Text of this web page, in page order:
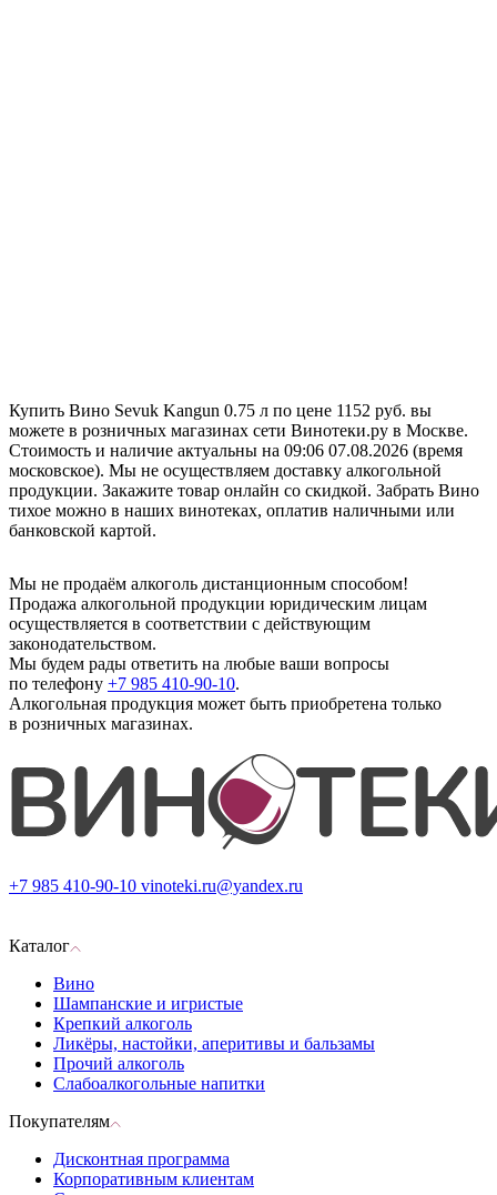
Купить Вино Sevuk Kangun 0.75 л по цене 1152 руб. вы
можете в розничных магазинах сети Винотеки.ру в Москве.
Стоимость и наличие актуальны на 09:06 07.08.2026 (время
московское). Мы не осуществляем доставку алкогольной
продукции. Закажите товар онлайн со скидкой. Забрать Вино
тихое можно в наших винотеках, оплатив наличными или
банковской картой.
Мы не продаём алкоголь дистанционным способом!
Продажа алкогольной продукции юридическим лицам
осуществляется в соответствии с действующим
законодательством.
Мы будем рады ответить на любые ваши вопросы
по телефону +7 985 410-90-10.
Алкогольная продукция может быть приобретена только
в розничных магазинах.
+7 985 410-90-10 vinoteki.ru@yandex.ru
Каталог
Вино
Шампанские и игристые
Крепкий алкоголь
Ликёры, настойки, аперитивы и бальзамы
Прочий алкоголь
Слабоалкогольные напитки
Покупателям
Дисконтная программа
Корпоративным клиентам